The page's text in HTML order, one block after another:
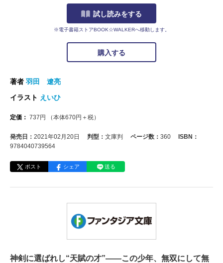
試し読みをする
※電子書籍ストアBOOK☆WALKERへ移動します。
購入する
著者 羽田 遼亮
イラスト えいひ
定価： 737 円 （本体670円＋税）
発売日： 2021年02月20日 判型： 文庫判 ページ数： 360
ISBN：
9784040739564
ポスト シェア 送る
神剣に選ばれし“天賦の才”――この少年、無双にして無